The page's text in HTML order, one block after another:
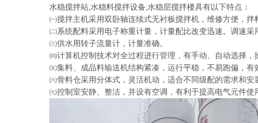
水稳搅拌站,水稳料搅拌设备,水稳层搅拌楼具有以下特点：
㈠搅拌主机采用双卧轴连续式无衬板搅拌机，维修方便，拌
㈡系统配料采用电子称重计量，计量配比改变迅速。调速
㈢供水用转子流量计，计量准确。
㈣计算机控制技术对全过程进行管理，有手动、自动选择，
㈤集料、成品料输送机结构紧凑，运行平稳，不易跑偏，有
㈥骨料仓采用分体式，灵活机动，适合不同级配的需求和安
㈦控制室安静、整洁，并设有空调，有利于提高电气元件使